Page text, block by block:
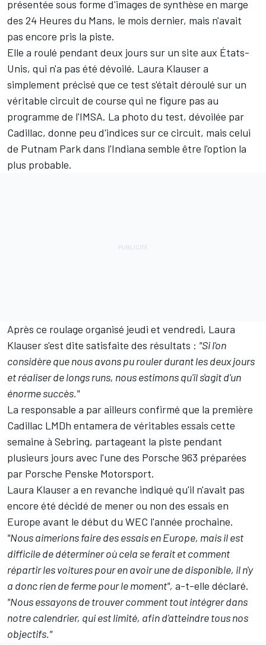
présentée sous forme d'images de synthèse en marge
des 24 Heures du Mans, le mois dernier, mais n'avait
pas encore pris la piste.
Elle a roulé pendant deux jours sur un site aux États-
Unis, qui n'a pas été dévoilé. Laura Klauser a
simplement précisé que ce test s'était déroulé sur un
véritable circuit de course qui ne figure pas au
programme de l'IMSA. La photo du test, dévoilée par
Cadillac, donne peu d'indices sur ce circuit, mais celui
de Putnam Park dans l'Indiana semble être l'option la
plus probable.
Après ce roulage organisé jeudi et vendredi, Laura
Klauser s'est dite satisfaite des résultats : "Si l'on
considère que nous avons pu rouler durant les deux jours
et réaliser de longs runs, nous estimons qu'il s'agit d'un
énorme succès."
La responsable a par ailleurs confirmé que la première
Cadillac LMDh entamera de véritables essais cette
semaine à Sebring, partageant la piste pendant
plusieurs jours avec l'une des Porsche 963 préparées
par Porsche Penske Motorsport.
Laura Klauser a en revanche indiqué qu'il n'avait pas
encore été décidé de mener ou non des essais en
Europe avant le début du WEC l'année prochaine.
"Nous aimerions faire des essais en Europe, mais il est
difficile de déterminer où cela se ferait et comment
répartir les voitures pour en avoir une de disponible, il n'y
a donc rien de ferme pour le moment", a-t-elle déclaré.
"Nous essayons de trouver comment tout intégrer dans
notre calendrier, qui est limité, afin d'atteindre tous nos
objectifs."